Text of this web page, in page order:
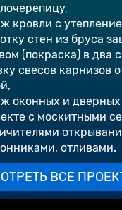
кровли с
стен из бруса
(покраска) в два
свесов карнизов
оконных и дверных
с москитными
отливами.
ВСЕ